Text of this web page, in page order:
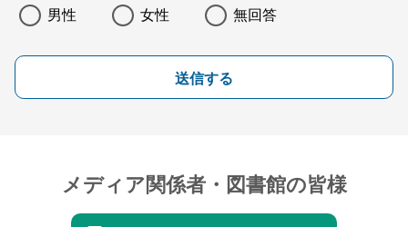
男性 女性 無回答
送信する
メディア関係者・図書館の皆様